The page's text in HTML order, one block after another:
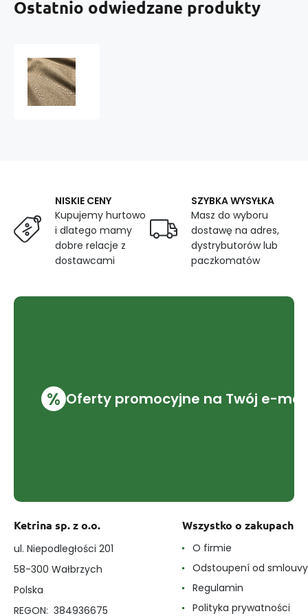
Ostatnio odwiedzane produkty
NISKIE CENY
Kupujemy hurtowo
i dlatego mamy
dobre relacje z
dostawcami
SZYBKA WYSYŁKA
Masz do wyboru
dostawę na adres,
dystrybutorów lub
paczkomatów
% Oferty promocyjne na Twój e-mail
Ketrina sp. z o.o.
ul. Niepodległości 201
58-300 Wałbrzych
Polska
REGON: 384936675
Wszystko o zakupach
O firmie
Odstoupení od smlouvy
Regulamin
Polityka prywatności